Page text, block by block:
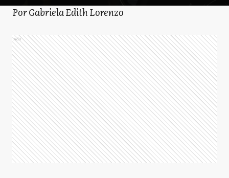
Por Gabriela Edith Lorenzo
Ads